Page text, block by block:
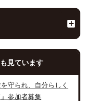
見ています
守られ、自分らしく
参加者募集